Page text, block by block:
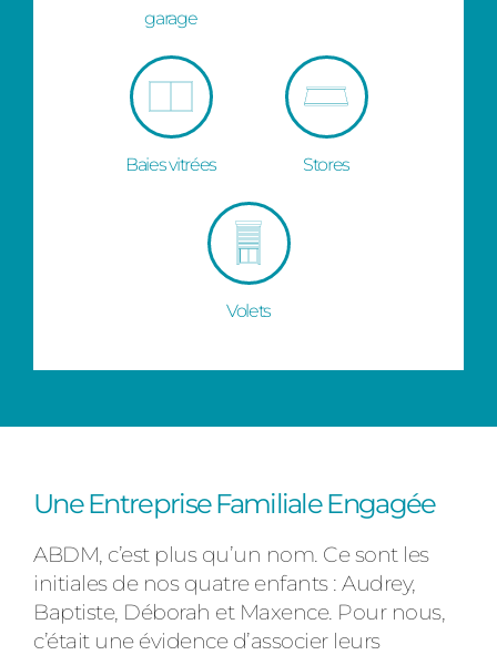
garage
Baies vitrées Stores
Volets
Une Entreprise Familiale Engagée
ABDM, c’est plus qu’un nom. Ce sont les
initiales de nos quatre enfants : Audrey,
Baptiste, Déborah et Maxence. Pour nous,
c’était une évidence d’associer leurs